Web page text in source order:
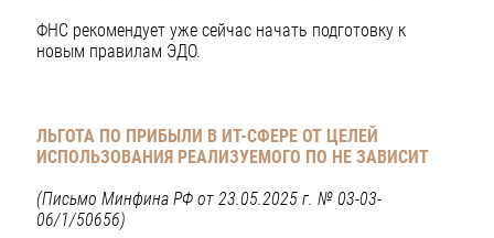
ФНС рекомендует уже сейчас начать подготовку к
новым правилам ЭДО.
ЛЬГОТА ПО ПРИБЫЛИ В ИT-СФЕРЕ ОТ ЦЕЛЕЙ
ИСПОЛЬЗОВАНИЯ РЕАЛИЗУЕМОГО ПО НЕ ЗАВИСИТ
(Письмо Минфина РФ от 23.05.2025 г. № 03-03-
06/1/50656)